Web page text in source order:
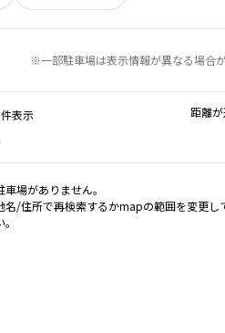
※一部駐車場は表示情報が異なる場合
表示 距離
車場がありません。
名/住所で再検索するかmapの範囲を変更し
。